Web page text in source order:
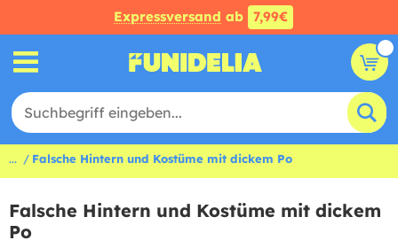
Expressversand ab 7,99€
... Falsche Hintern und Kostüme mit dickem Po
Falsche Hintern und Kostüme mit dickem
Po